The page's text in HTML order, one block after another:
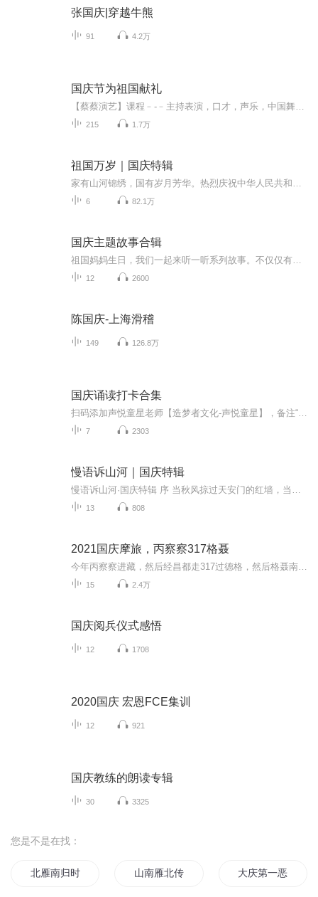
张国庆|穿越牛熊
91 4.2万
国庆节为祖国献礼
215 1.7万
祖国万岁｜国庆特辑
6 82.1万
国庆主题故事合辑
12 2600
陈国庆-上海滑稽
149 126.8万
国庆诵读打卡合集
7 2303
慢语诉山河｜国庆特辑
13 808
2021国庆摩旅，丙察察317格聂
15 2.4万
国庆阅兵仪式感悟
12 1708
2020国庆 宏恩FCE集训
12 921
国庆教练的朗读专辑
30 3325
您是不是在找：
北雁南归时 山南雁北传 大庆第一恶